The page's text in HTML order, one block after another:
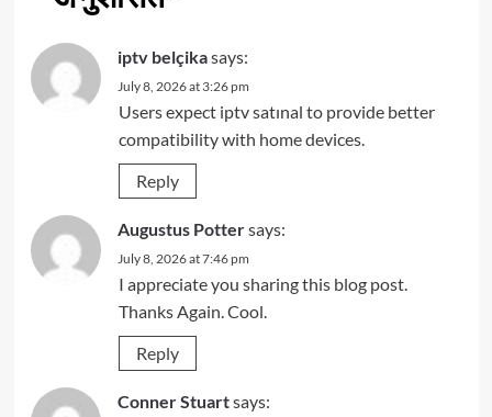
iptv belçikasays:
July 8, 2026 at 3:26 pm
Users expect iptv satınal to provide better
compatibility with home devices.
Reply
Augustus Pottersays:
July 8, 2026 at 7:46 pm
I appreciate you sharing this blog post.
Thanks Again. Cool.
Reply
Conner Stuartsays: